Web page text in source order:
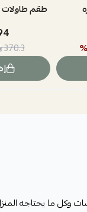
%
طقم طاولات خدمه 3
370.3
وكل ما يحتاجه